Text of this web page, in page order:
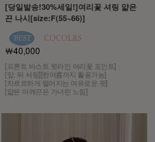
[당일발송!30%세일!]여리꽃 셔링 얇은
끈 나시[size:F(55~66)]
￦40,000
[프론트 바스트 윗라인 여리꽃 포인트]
[앞, 뒤 셔링][한여름까지 활용가능]
[차르르하게 떨어지는 여유로운 핏]
[얇은 어깨끈은 가녀린 느낌]